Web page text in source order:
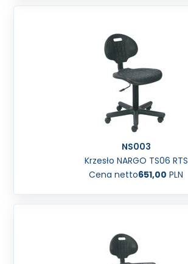
NS003
Krzesło NARGO TS06 RTS
Cena netto651,00 PLN